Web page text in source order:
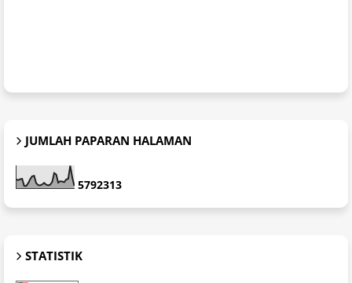
JUMLAH PAPARAN HALAMAN
5792313
STATISTIK